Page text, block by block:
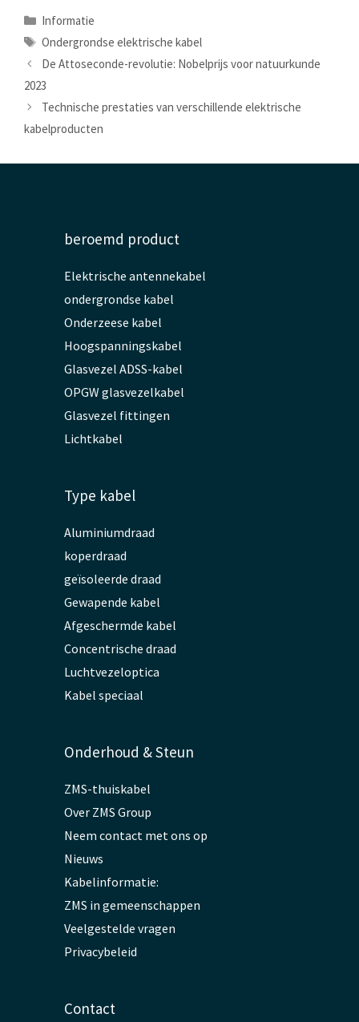
Categorieën
Informatie
Tags
Ondergrondse elektrische kabel
De Attoseconde-revolutie: Nobelprijs voor natuurkunde
2023
Technische prestaties van verschillende elektrische
kabelproducten
beroemd product
Elektrische antennekabel
ondergrondse kabel
Onderzeese kabel
Hoogspanningskabel
Glasvezel ADSS-kabel
OPGW glasvezelkabel
Glasvezel fittingen
Lichtkabel
Type kabel
Aluminiumdraad
koperdraad
geïsoleerde draad
Gewapende kabel
Afgeschermde kabel
Concentrische draad
Luchtvezeloptica
Kabel speciaal
Onderhoud & Steun
ZMS-thuiskabel
Over ZMS Group
Neem contact met ons op
Nieuws
Kabelinformatie:
ZMS in gemeenschappen
Veelgestelde vragen
Privacybeleid
Contact